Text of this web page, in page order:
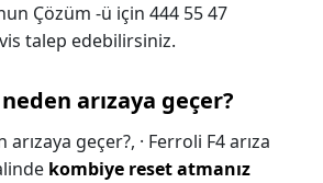
Çözüm -ü için 444 55 47
talep edebilirsiniz.
arızaya geçer?
geçer?, · Ferroli F4 arıza
kombiye reset atmanız